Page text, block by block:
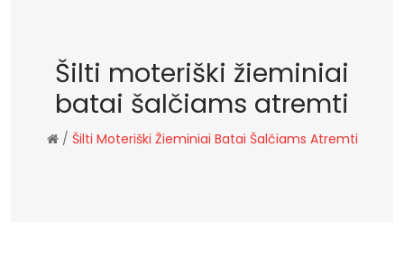
Šilti moteriški žieminiai
batai šalčiams atremti
/ Šilti Moteriški Žieminiai Batai Šalčiams Atremti